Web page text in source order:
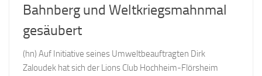
Bahnberg und Weltkriegsmahnmal
gesäubert
(hn) Auf Initiative seines Umweltbeauftragten Dirk
Zaloudek hat sich der Lions Club Hochheim-Flörsheim